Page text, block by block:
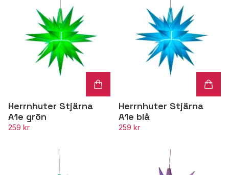
Herrnhuter Stjärna
A1e grön
259 kr
Herrnhuter Stjärna
A1e blå
259 kr